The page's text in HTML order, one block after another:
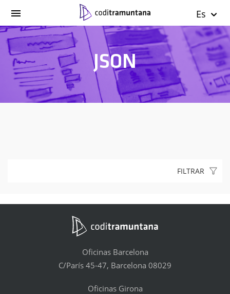
Es
JSON
FILTRAR
Oficinas Barcelona
C/París 45-47, Barcelona 08029
Oficinas Girona